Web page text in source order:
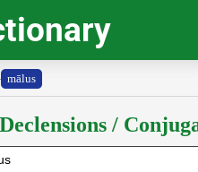
mālus
Declensions /